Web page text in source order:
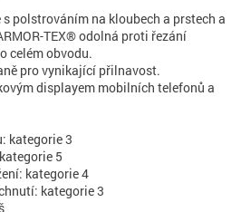
s polstrováním na kloubech a prstech a
TEX® odolná proti řezání
celém obvodu.
pro vynikající přilnavost.
displayem mobilních telefonů a
kategorie 3
5
kategorie 4
kategorie 3